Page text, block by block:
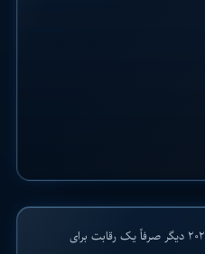
بازار کارتریجهای تونر سازگار در سال ۲۰۲۶ دیگر صرفاً یک رقابت برای